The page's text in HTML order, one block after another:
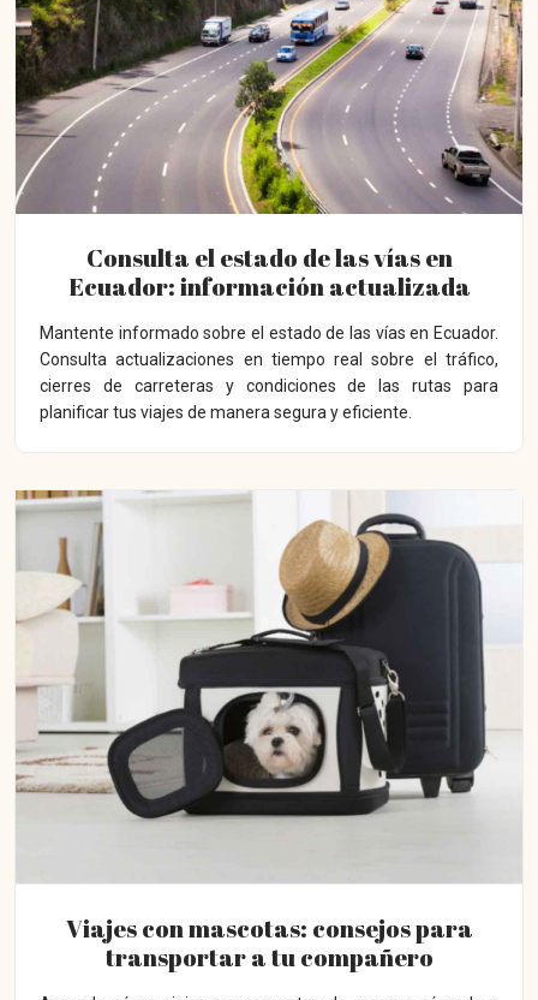
Consulta el estado de las vías en
Ecuador: información actualizada
Mantente informado sobre el estado de las vías en Ecuador.
Consulta actualizaciones en tiempo real sobre el tráfico,
cierres de carreteras y condiciones de las rutas para
planificar tus viajes de manera segura y eficiente.
Viajes con mascotas: consejos para
transportar a tu compañero